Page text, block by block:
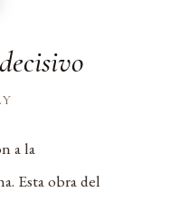
a la
Esta obra del